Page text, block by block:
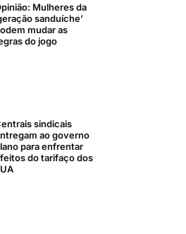
Mulheres da
sanduíche’
mudar as
do jogo
sindicais
ao governo
para enfrentar
do tarifaço dos